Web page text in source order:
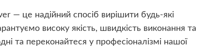
— це надійний спосіб вирішити будь-які
високу якість, швидкість виконання та
та переконайтеся у професіоналізмі нашої